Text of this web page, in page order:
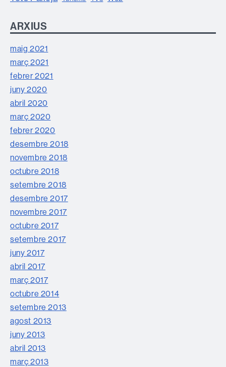
ARXIUS
maig 2021
març 2021
febrer 2021
juny 2020
abril 2020
març 2020
febrer 2020
desembre 2018
novembre 2018
octubre 2018
setembre 2018
desembre 2017
novembre 2017
octubre 2017
setembre 2017
juny 2017
abril 2017
març 2017
octubre 2014
setembre 2013
agost 2013
juny 2013
abril 2013
març 2013